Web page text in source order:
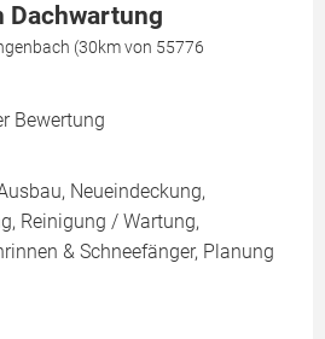
Dachwartung
(30km von 55776
Bewertung
Neueindeckung,
Reinigung / Wartung,
& Schneefänger, Planung